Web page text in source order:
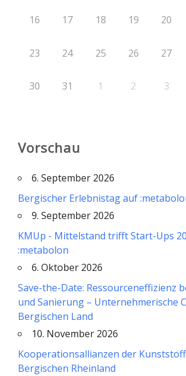
16 17 18 19 20
23 24 25 26 27
30 31 1 2 3
Vorschau
6. September 2026
Bergischer Erlebnistag auf
9. September 2026
KMUp - Mittelstand trifft Start-Ups
:metabolon
6. Oktober 2026
Save-the-Date: Ressourceneffizienz
und Sanierung – Unternehmerische
Bergischen Land
10. November 2026
Kooperationsallianzen der
Bergischen Rheinland